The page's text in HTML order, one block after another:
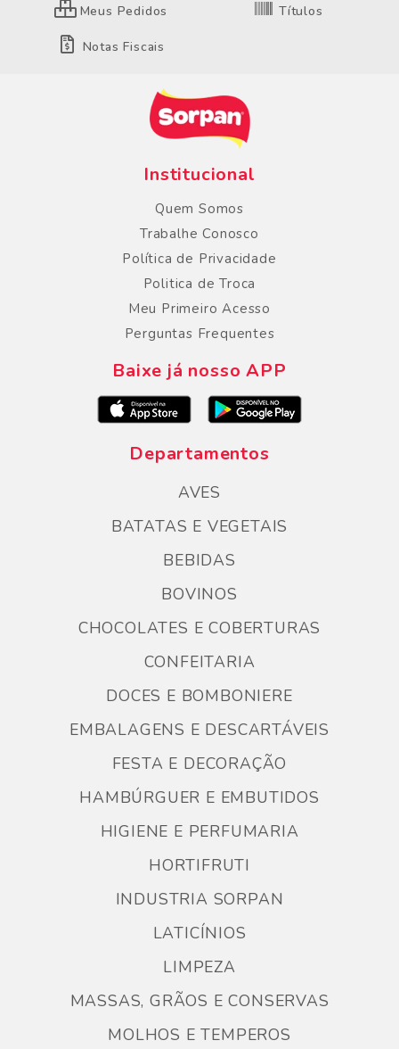
Meus Pedidos Títulos
Notas Fiscais
Institucional
Quem Somos
Trabalhe Conosco
Política de Privacidade
Politica de Troca
Meu Primeiro Acesso
Perguntas Frequentes
Baixe já nosso APP
Departamentos
AVES
BATATAS E VEGETAIS
BEBIDAS
BOVINOS
CHOCOLATES E COBERTURAS
CONFEITARIA
DOCES E BOMBONIERE
EMBALAGENS E DESCARTÁVEIS
FESTA E DECORAÇÃO
HAMBÚRGUER E EMBUTIDOS
HIGIENE E PERFUMARIA
HORTIFRUTI
INDUSTRIA SORPAN
LATICÍNIOS
LIMPEZA
MASSAS, GRÃOS E CONSERVAS
MOLHOS E TEMPEROS